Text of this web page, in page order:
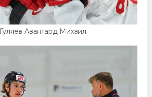
Гуляев Авангард Михаил